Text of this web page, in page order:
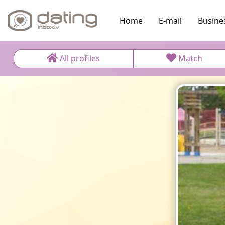
Home E-mail
All profiles Match